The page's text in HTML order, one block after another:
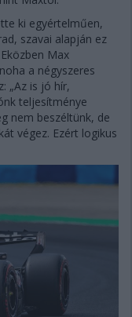
ki egyértelműen,
szavai alapján ez
Max
a négyszeres
„Az is jó hír,
teljesítménye
nem beszéltünk, de
végez. Ezért logikus